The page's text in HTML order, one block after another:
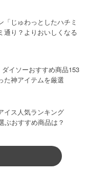
「じゅわっとしたハチミ
通り？よりおいしくなる
イソーおすすめ商品153
た神アイテムを厳選
イス人気ランキング
ぶおすすめ商品は？